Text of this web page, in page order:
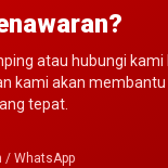
atau hubungi kami
kami akan membantu
tepat.
/ WhatsApp